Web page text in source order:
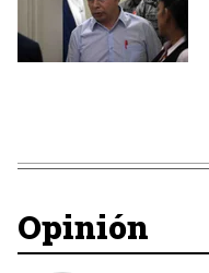
Opinión